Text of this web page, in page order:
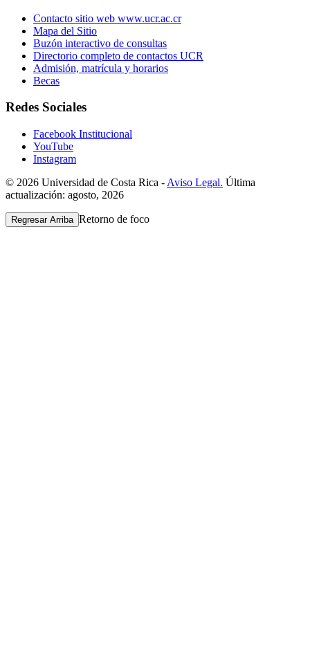
Contacto sitio web www.ucr.ac.cr
Mapa del Sitio
Buzón interactivo de consultas
Directorio completo de contactos UCR
Admisión, matrícula y horarios
Becas
Redes Sociales
Facebook Institucional
YouTube
Instagram
© 2026 Universidad de Costa Rica - Aviso Legal. Última
actualización: agosto, 2026
Regresar Arriba Retorno de foco